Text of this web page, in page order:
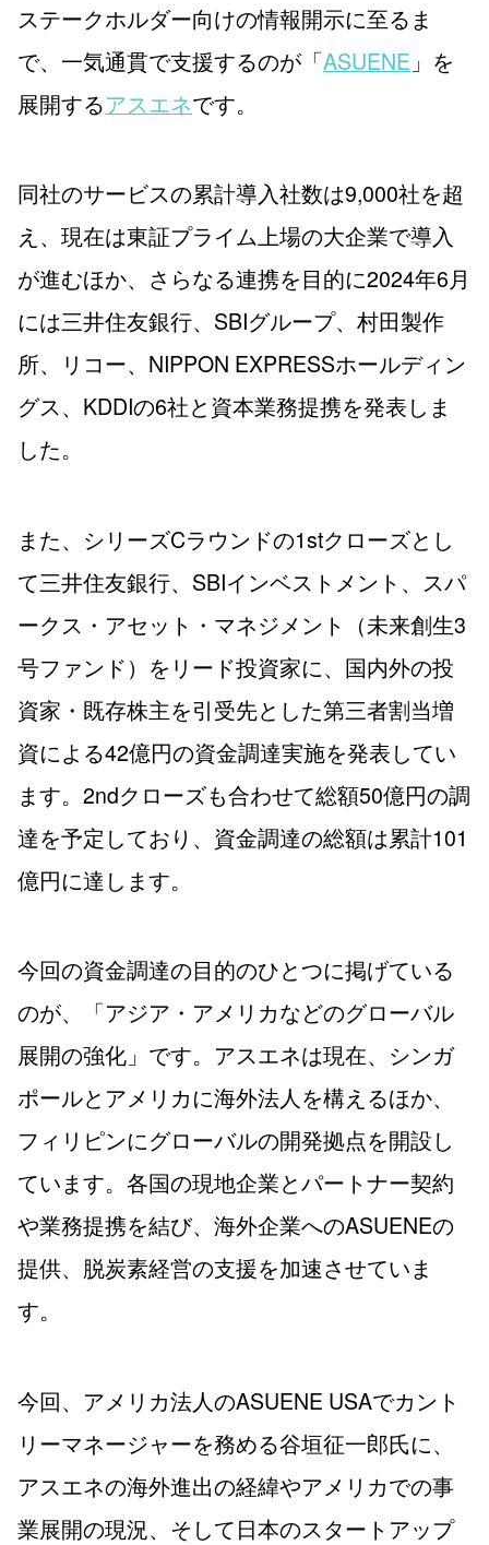
ステークホルダー向けの情報開示に至るま
で、一気通貫で支援するのが「ASUENE 」を
展開するアスエネです。
同社のサービスの累計導入社数は9,000社を超
え、現在は東証プライム上場の大企業で導入
が進むほか、さらなる連携を目的に2024年6月
には三井住友銀行、SBIグループ、村田製作
所、リコー、NIPPON EXPRESSホールディン
グス、KDDIの6社と資本業務提携を発表しま
した。
また、シリーズCラウンドの1stクローズとし
て三井住友銀行、SBIインベストメント、スパ
ークス・アセット・マネジメント（未来創生3
号ファンド）をリード投資家に、国内外の投
資家・既存株主を引受先とした第三者割当増
資による42億円の資金調達実施を発表してい
ます。2ndクローズも合わせて総額50億円の調
達を予定しており、資金調達の総額は累計101
億円に達します。
今回の資金調達の目的のひとつに掲げている
のが、「アジア・アメリカなどのグローバル
展開の強化」です。アスエネは現在、シンガ
ポールとアメリカに海外法人を構えるほか、
フィリピンにグローバルの開発拠点を開設し
ています。各国の現地企業とパートナー契約
や業務提携を結び、海外企業へのASUENEの
提供、脱炭素経営の支援を加速させていま
す。
今回、アメリカ法人のASUENE USAでカント
リーマネージャーを務める谷垣征一郎氏に、
アスエネの海外進出の経緯やアメリカでの事
業展開の現況、そして日本のスタートアップ